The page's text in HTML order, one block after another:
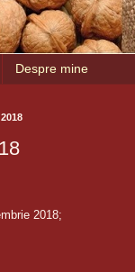
Despre mine
2018;